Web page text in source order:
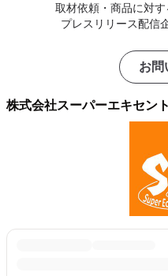
取材依頼・商品に対す
プレスリリース配信
お問
株式会社スーパーエキセン